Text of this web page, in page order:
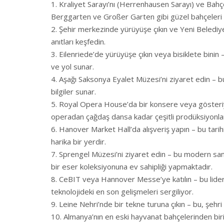
Kraliyet Sarayı’nı (Herrenhausen Sarayı) ve
Berggarten ve Großer Garten gibi güzel bahçeleri
Şehir merkezinde yürüyüşe çıkın ve Yeni
anıtları keşfedin.
Eilenriede’de yürüyüşe çıkın veya bisiklete
ve yol sunar.
Aşağı Saksonya Eyalet Müzesi’ni ziyaret edin –
bilgiler sunar.
Royal Opera House’da bir konsere veya
operadan çağdaş dansa kadar çeşitli
Hanover Market Hall’da alışveriş yapın – bu
harika bir yerdir.
Sprengel Müzesi’ni ziyaret edin – bu modern
bir eser koleksiyonuna ev sahipliği yapmaktadır.
CeBIT veya Hannover Messe’ye katılın – bu
teknolojideki en son gelişmeleri sergiliyor.
Leine Nehri’nde bir tekne turuna çıkın – bu,
Almanya’nın en eski hayvanat bahçelerinden